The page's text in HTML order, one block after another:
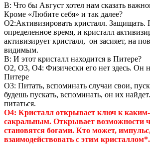
В: Что бы Август хотел нам сказать
Кроме «Любите себя» и так далее?
О2:Активизировать кристалл. Защищать.
определенное время, и кристалл
активизирует кристалл, он засияет, на
видимым.
В: И этот кристалл находится в Питере?
О2, О3, О4: Физически его нет здесь. Он
Питере
О3: Питать, вспоминать случаи свои,
будешь пускать, вспоминать, он их
питаться.
О4: Кристалл открывает ключ к
сакральным. Открывает возможности
становятся богами. Кто может,
взаимодействовать с этим кристаллом*.